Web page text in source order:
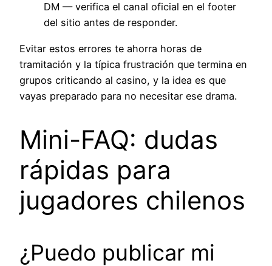
DM — verifica el canal oficial en el footer
del sitio antes de responder.
Evitar estos errores te ahorra horas de
tramitación y la típica frustración que termina en
grupos criticando al casino, y la idea es que
vayas preparado para no necesitar ese drama.
Mini-FAQ: dudas
rápidas para
jugadores chilenos
¿Puedo publicar mi